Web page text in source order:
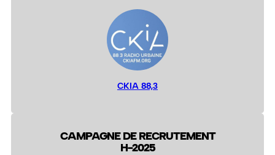
CKIA 88,3
CAMPAGNE DE RECRUTEMENT
H-2025